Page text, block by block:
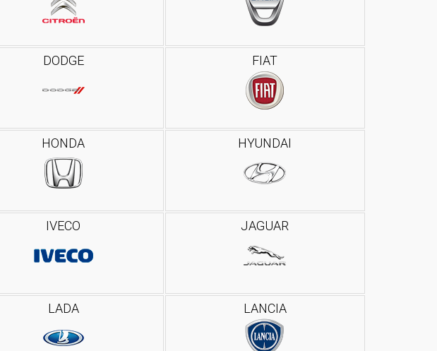
DODGE FIAT
HONDA HYUNDAI
IVECO JAGUAR
LADA LANCIA